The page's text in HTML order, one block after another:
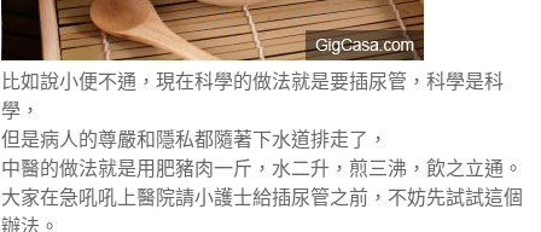
比如說小便不通，現在科學的做法就是要插尿管，科學是科
學，
但是病人的尊嚴和隱私都隨著下水道排走了，
中醫的做法就是用肥豬肉一斤，水二升，煎三沸，飲之立通。
大家在急吼吼上醫院請小護士給插尿管之前，不妨先試試這個
辦法。